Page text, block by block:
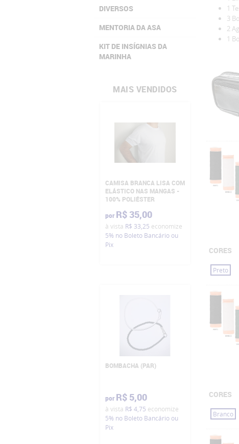
DIVERSOS
MENTORIA DA ASA
KIT DE INSÍGNIAS DA
MARINHA
MAIS VENDIDOS
CAMISA BRANCA LISA COM
ELÁSTICO NAS MANGAS -
100% POLIÉSTER
por R$ 35,00
à vista R$ 33,25 economize
5% no Boleto Bancário ou
Pix
BOMBACHA (PAR)
por R$ 5,00
à vista R$ 4,75 economize
5% no Boleto Bancário ou
Pix
1
3
2
1
CORES
Preto
CORES
Branco